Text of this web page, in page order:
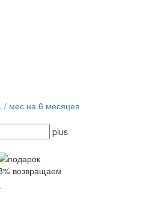
/ мес на 6 месяцев
plus
возвращаем